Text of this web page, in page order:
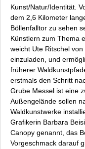
Kunst/Natur/Identität .
dem 2,6 Kilometer
Böllenfalltor zu sehen
Künstlern zum Thema
weicht Ute Ritschel
einzuladen, und
früherer
erstmals den Schritt
Grube Messel ist eine
Außengelände sollen
Waldkunstwerke
Grafikerin Barbara
Canopy genannt, das
Vorgeschmack darauf